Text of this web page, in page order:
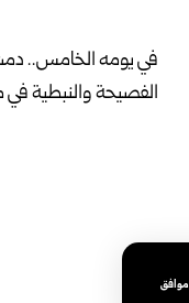
موافق
في يومه الخامس..
الفصيحة والنبطية في